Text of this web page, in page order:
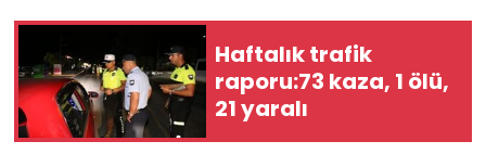
Haftalık trafik
raporu:73 kaza, 1 ölü,
21 yaralı